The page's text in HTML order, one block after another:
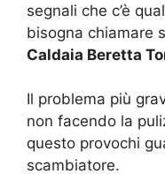
segnali che c’è
bisogna chiamare
Caldaia Beretta
Il problema più
non facendo la
questo provochi
scambiatore.